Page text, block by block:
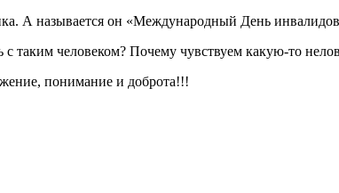
А называется он «Международный День
человеком? Почему чувствуем какую-то
понимание и доброта!!!